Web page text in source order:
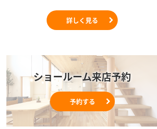
詳しく見る
ショールーム来店予約
予約する